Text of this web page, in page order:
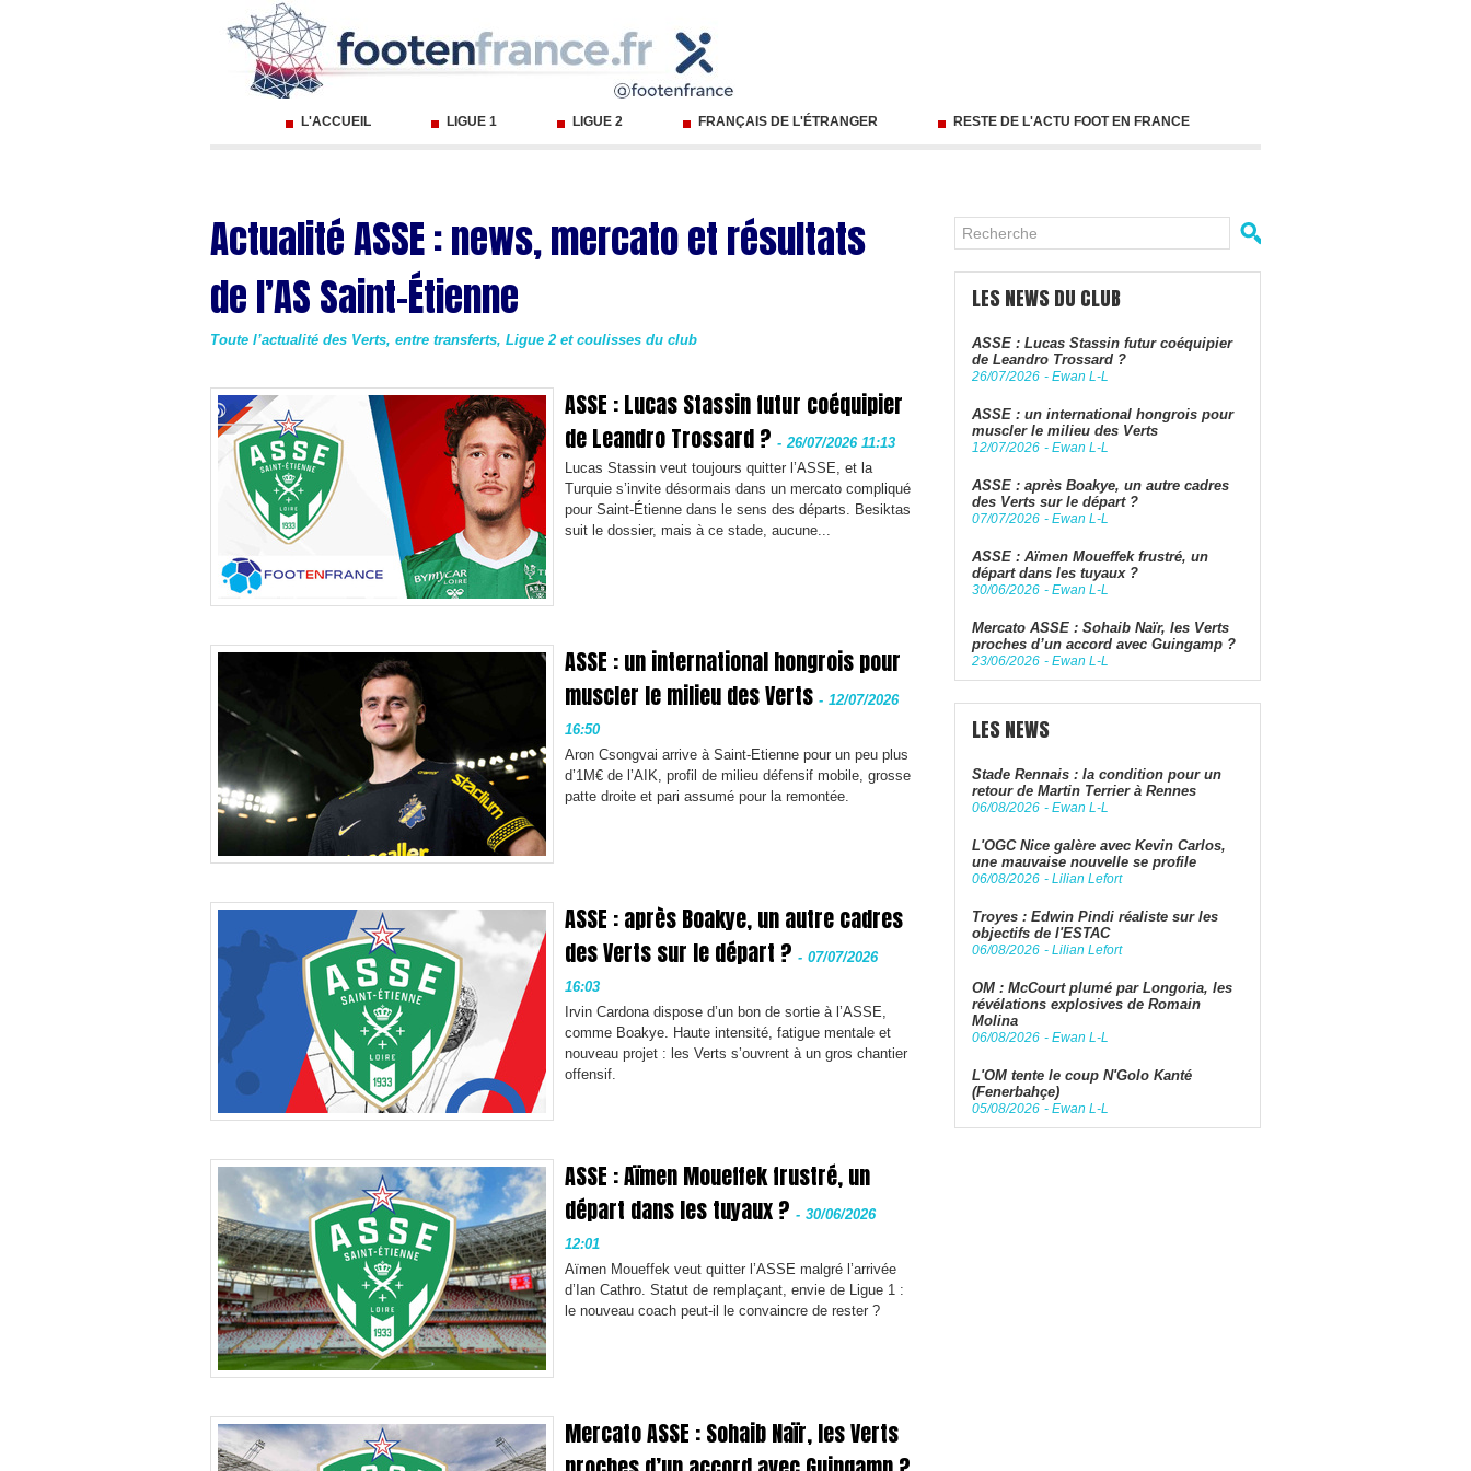
L'ACCUEIL LIGUE 1 LIGUE 2 FRANÇAIS DE L'ÉTRANGER RESTE DE L'ACTU FOOT EN FRANCE
Actualité ASSE : news, mercato et résultats
de l’AS Saint-Étienne
Toute l’actualité des Verts, entre transferts, Ligue 2 et coulisses du club
ASSE : Lucas Stassin futur coéquipier
de Leandro Trossard ? - 26/07/2026 11:13
Lucas Stassin veut toujours quitter l’ASSE, et la
Turquie s’invite désormais dans un mercato compliqué
pour Saint-Étienne dans le sens des départs. Besiktas
suit le dossier, mais à ce stade, aucune...
ASSE : un international hongrois pour
muscler le milieu des Verts - 12/07/2026
16:50
Aron Csongvai arrive à Saint-Etienne pour un peu plus
d’1M€ de l’AIK, profil de milieu défensif mobile, grosse
patte droite et pari assumé pour la remontée.
ASSE : après Boakye, un autre cadres
des Verts sur le départ ? - 07/07/2026
16:03
Irvin Cardona dispose d’un bon de sortie à l’ASSE,
comme Boakye. Haute intensité, fatigue mentale et
nouveau projet : les Verts s’ouvrent à un gros chantier
offensif.
ASSE : Aïmen Moueffek frustré, un
départ dans les tuyaux ? - 30/06/2026
12:01
Aïmen Moueffek veut quitter l’ASSE malgré l’arrivée
d’Ian Cathro. Statut de remplaçant, envie de Ligue 1 :
le nouveau coach peut-il le convaincre de rester ?
Mercato ASSE : Sohaib Naïr, les Verts
LES NEWS DU CLUB
ASSE : Lucas Stassin futur coéquipier
de Leandro Trossard ?
26/07/2026 - Ewan L-L
ASSE : un international hongrois pour
muscler le milieu des Verts
12/07/2026 - Ewan L-L
ASSE : après Boakye, un autre cadres
des Verts sur le départ ?
07/07/2026 - Ewan L-L
ASSE : Aïmen Moueffek frustré, un
départ dans les tuyaux ?
30/06/2026 - Ewan L-L
Mercato ASSE : Sohaib Naïr, les Verts
proches d’un accord avec Guingamp ?
23/06/2026 - Ewan L-L
LES NEWS
Stade Rennais : la condition pour un
retour de Martin Terrier à Rennes
06/08/2026 - Ewan L-L
L'OGC Nice galère avec Kevin Carlos,
une mauvaise nouvelle se profile
06/08/2026 - Lilian Lefort
Troyes : Edwin Pindi réaliste sur les
objectifs de l'ESTAC
06/08/2026 - Lilian Lefort
OM : McCourt plumé par Longoria, les
révélations explosives de Romain
Molina
06/08/2026 - Ewan L-L
L'OM tente le coup N'Golo Kanté
(Fenerbahçe)
05/08/2026 - Ewan L-L